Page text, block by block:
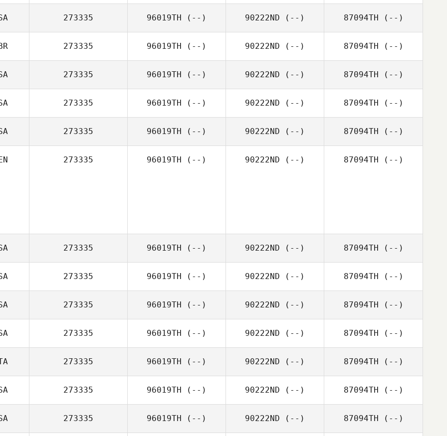
273335 96019TH (--) 90222ND (--) 87094TH (--)
273335 96019TH (--) 90222ND (--) 87094TH (--)
273335 96019TH (--) 90222ND (--) 87094TH (--)
273335 96019TH (--) 90222ND (--) 87094TH (--)
273335 96019TH (--) 90222ND (--) 87094TH (--)
273335 96019TH (--) 90222ND (--) 87094TH (--)
273335 96019TH (--) 90222ND (--) 87094TH (--)
273335 96019TH (--) 90222ND (--) 87094TH (--)
273335 96019TH (--) 90222ND (--) 87094TH (--)
273335 96019TH (--) 90222ND (--) 87094TH (--)
273335 96019TH (--) 90222ND (--) 87094TH (--)
273335 96019TH (--) 90222ND (--) 87094TH (--)
273335 96019TH (--) 90222ND (--) 87094TH (--)